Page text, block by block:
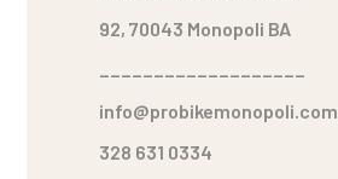
92, 70043 Monopoli BA
___________________
info@probikemonopoli.com
328 631 0334